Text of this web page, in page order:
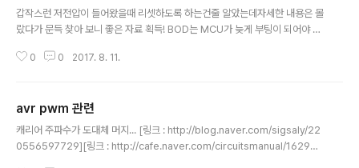
갑작스런 저전압이 들어왔을때 리셋하도록 하는건줄 알았는데자세한 내용은 몰
랐다가 문득 찾아 보니 좋은 자료 획득! BOD는 MCU가 늦게 부팅이 되어야 하
리셋이 걸릴때도 늦게 부팅이 되어야 하니까하드웨어 적으로 리셋을 늦게 주더
065808152]
0 0 2017. 8. 11.
avr pwm 관련
캐리어 주파수가 도대체 머지... [링크 : http://blog.naver.com/sigsaly/22
0556597729][링크 : http://cafe.naver.com/circuitsmanual/16295